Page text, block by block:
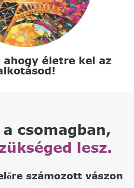
életre kel az
csomagban,
lesz.
számozott vászon